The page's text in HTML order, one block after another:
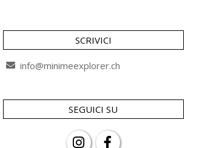
SCRIVICI
info@minimeexplorer.ch
SEGUICI SU